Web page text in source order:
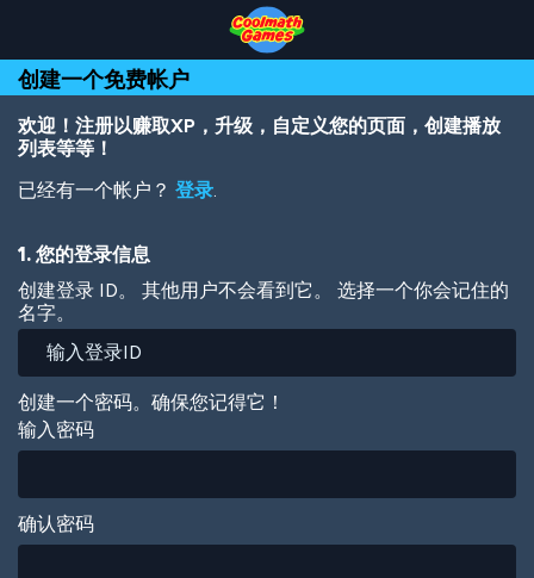
Top
of
Page
Navigation
Main
Content
Footer
到
主
要
内
容
创建一个免费帐户
欢迎！注册以赚取XP，升级，自定义您的页面，创建播放
列表等等！
已经有一个帐户？ 登录.
1. 您的登录信息
创建登录 ID。 其他用户不会看到它。 选择一个你会记住的
名字。
创建一个密码。确保您记得它！
输入密码
确认密码